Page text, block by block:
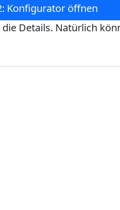
Konfigurator öffnen
Details. Natürlich